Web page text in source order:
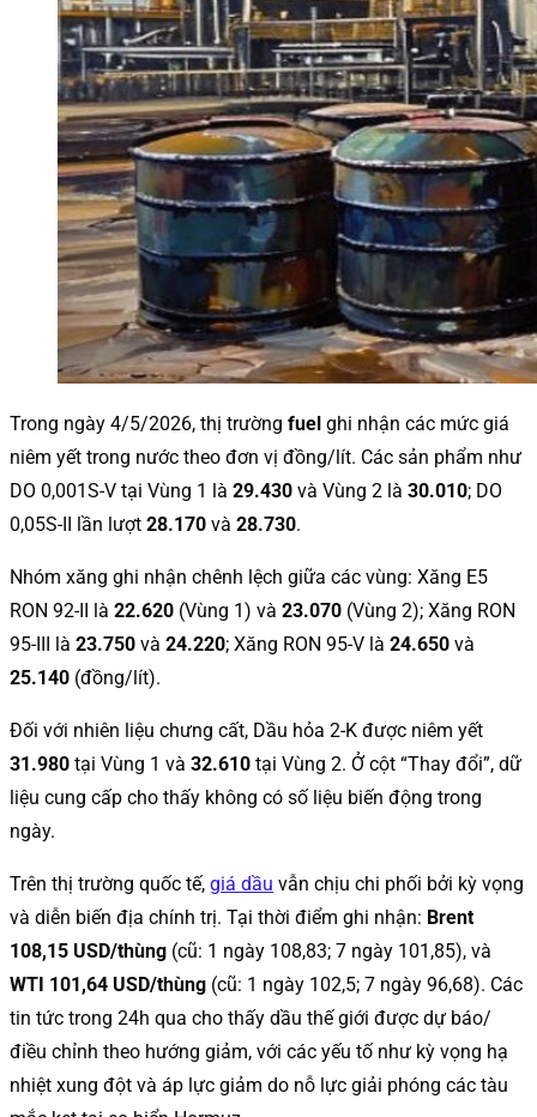
Trong ngày 4/5/2026, thị trường fuel ghi nhận các mức giá
niêm yết trong nước theo đơn vị đồng/lít. Các sản phẩm như
DO 0,001S-V tại Vùng 1 là 29.430 và Vùng 2 là 30.010; DO
0,05S-II lần lượt 28.170 và 28.730.
Nhóm xăng ghi nhận chênh lệch giữa các vùng: Xăng E5
RON 92-II là 22.620 (Vùng 1) và 23.070 (Vùng 2); Xăng RON
95-III là 23.750 và 24.220; Xăng RON 95-V là 24.650 và
25.140 (đồng/lít).
Đối với nhiên liệu chưng cất, Dầu hỏa 2-K được niêm yết
31.980 tại Vùng 1 và 32.610 tại Vùng 2. Ở cột “Thay đổi”, dữ
liệu cung cấp cho thấy không có số liệu biến động trong
ngày.
Trên thị trường quốc tế, giá dầu vẫn chịu chi phối bởi kỳ vọng
và diễn biến địa chính trị. Tại thời điểm ghi nhận: Brent
108,15 USD/thùng (cũ: 1 ngày 108,83; 7 ngày 101,85), và
WTI 101,64 USD/thùng (cũ: 1 ngày 102,5; 7 ngày 96,68). Các
tin tức trong 24h qua cho thấy dầu thế giới được dự báo/
điều chỉnh theo hướng giảm, với các yếu tố như kỳ vọng hạ
nhiệt xung đột và áp lực giảm do nỗ lực giải phóng các tàu